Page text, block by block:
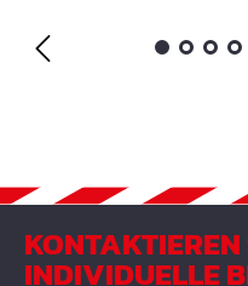
INDIVIDUELLE